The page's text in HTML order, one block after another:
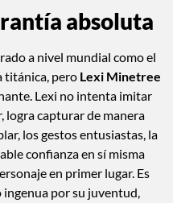
absoluta
a nivel mundial como el
titánica, pero Lexi Minetree
Lexi no intenta imitar
logra capturar de manera
los gestos entusiastas, la
confianza en sí misma
en primer lugar. Es
por su juventud,